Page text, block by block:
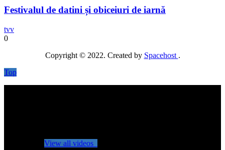
Festivalul de datini și obiceiuri de iarnă
tvv
0
Copyright © 2022. Created by Spacehost .
Top
View all videos